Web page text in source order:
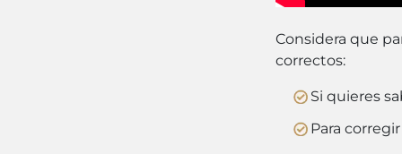
Considera que
correctos:
Si quieres
Para